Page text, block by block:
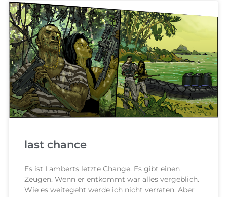
last chance
Es ist Lamberts letzte Change. Es gibt einen
Zeugen. Wenn er entkommt war alles vergeblich.
Wie es weitegeht werde ich nicht verraten. Aber